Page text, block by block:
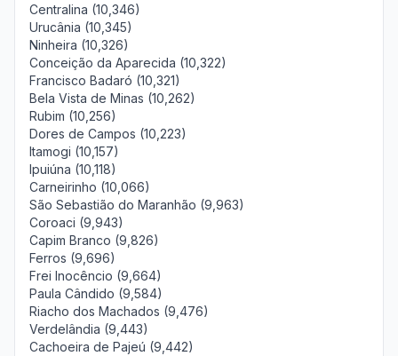
Centralina (10,346)
Urucânia (10,345)
Ninheira (10,326)
Conceição da Aparecida (10,322)
Francisco Badaró (10,321)
Bela Vista de Minas (10,262)
Rubim (10,256)
Dores de Campos (10,223)
Itamogi (10,157)
Ipuiúna (10,118)
Carneirinho (10,066)
São Sebastião do Maranhão (9,963)
Coroaci (9,943)
Capim Branco (9,826)
Ferros (9,696)
Frei Inocêncio (9,664)
Paula Cândido (9,584)
Riacho dos Machados (9,476)
Verdelândia (9,443)
Cachoeira de Pajeú (9,442)